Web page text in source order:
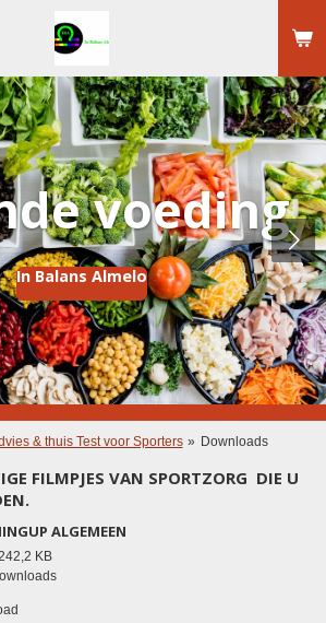
voeding
In Balans Almelo
& thuis Test voor Sporters » Downloads
FILMPJES VAN SPORTZORG DIE U
ALGEMEEN
KB